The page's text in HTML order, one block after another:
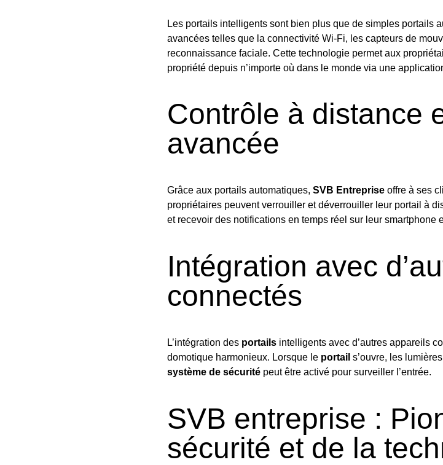
Les portails intelligents sont bien plus que de simples portails
avancées telles que la connectivité Wi-Fi, les capteurs de
reconnaissance faciale. Cette technologie permet aux
propriété depuis n’importe où dans le monde via une
Contrôle à distance
avancée
Grâce aux portails automatiques, SVB Entreprise offre à ses
propriétaires peuvent verrouiller et déverrouiller leur portail à
et recevoir des notifications en temps réel sur leur smartphone
Intégration avec
connectés
L’intégration des portails intelligents avec d’autres appareils
domotique harmonieux. Lorsque le portail s’ouvre, les
système de sécurité peut être activé pour surveiller l’entrée.
SVB entreprise :
sécurité et de la